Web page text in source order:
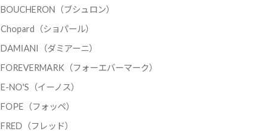
BOUCHERON（ブシュロン）
Chopard（ショパール）
DAMIANI（ダミアーニ）
FOREVERMARK（フォーエバーマーク）
E-NO'S（イーノス）
FOPE（フォッペ）
FRED（フレッド）